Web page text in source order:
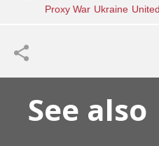
Proxy War Ukraine
See also